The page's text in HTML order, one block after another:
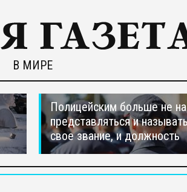
В МИРЕ
Полицейским больше не
представляться и
свое звание, и должность